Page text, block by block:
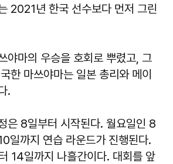
2021년 한국 선수보다 먼저 그린
야마의 우승을 호회로 뿌렸고, 그
한 마쓰야마는 일본 총리와 메이
.
은 8일부터 시작된다. 월요일인 8
일까지 연습 라운드가 진행된다.
14일까지 나흘간이다. 대회를 앞